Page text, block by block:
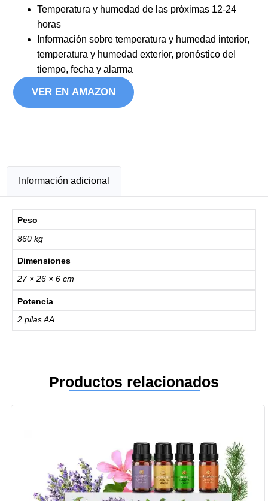
Temperatura y humedad de las próximas 12-24
horas
Información sobre temperatura y humedad interior,
temperatura y humedad exterior, pronóstico del
tiempo, fecha y alarma
VER EN AMAZON
Información adicional
Peso
860 kg
Dimensiones
27 × 26 × 6 cm
Potencia
2 pilas AA
Productos relacionados